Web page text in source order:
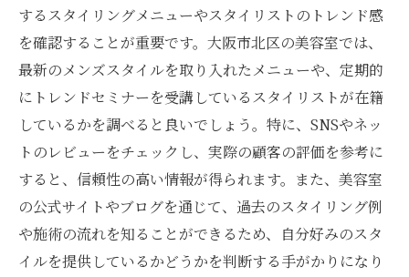
するスタイリングメニューやスタイリストのトレンド感
を確認することが重要です。大阪市北区の美容室では、
最新のメンズスタイルを取り入れたメニューや、定期的
にトレンドセミナーを受講しているスタイリストが在籍
しているかを調べると良いでしょう。特に、SNSやネッ
トのレビューをチェックし、実際の顧客の評価を参考に
すると、信頼性の高い情報が得られます。また、美容室
の公式サイトやブログを通じて、過去のスタイリング例
や施術の流れを知ることができるため、自分好みのスタ
イルを提供しているかどうかを判断する手がかりになり